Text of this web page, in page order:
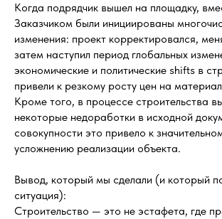
Когда подрядчик вышел на площадку,
Заказчиком были инициированы
изменения: проект корректировался,
затем наступил период глобальных
экономические и политические shifts в
привели к резкому росту цен на
Кроме того, в процессе строительства
некоторые недоработки в исходной
совокупности это привело к
усложнению реализации объекта.
Вывод, который мы сделали (и который
ситуация):
Строительство — это не эстафета, где